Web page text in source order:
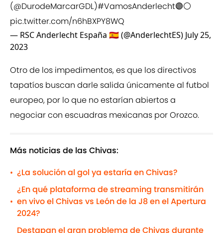
(@DurodeMarcarGDL)#VamosAnderlecht🟣⚪️
pic.twitter.com/n6hBXPY8WQ
— RSC Anderlecht España 🇪🇸 (@AnderlechtES) July 25,
2023
Otro de los impedimentos, es que los directivos
tapatíos buscan darle salida únicamente al futbol
europeo, por lo que no estarían abiertos a
negociar con escuadras mexicanas por Orozco.
Más noticias de las Chivas:
• ¿La solución al gol ya estaría en Chivas?
•
¿En qué plataforma de streaming transmitirán
en vivo el Chivas vs León de la J8 en el Apertura
2024?
Destapan el gran problema de Chivas durante